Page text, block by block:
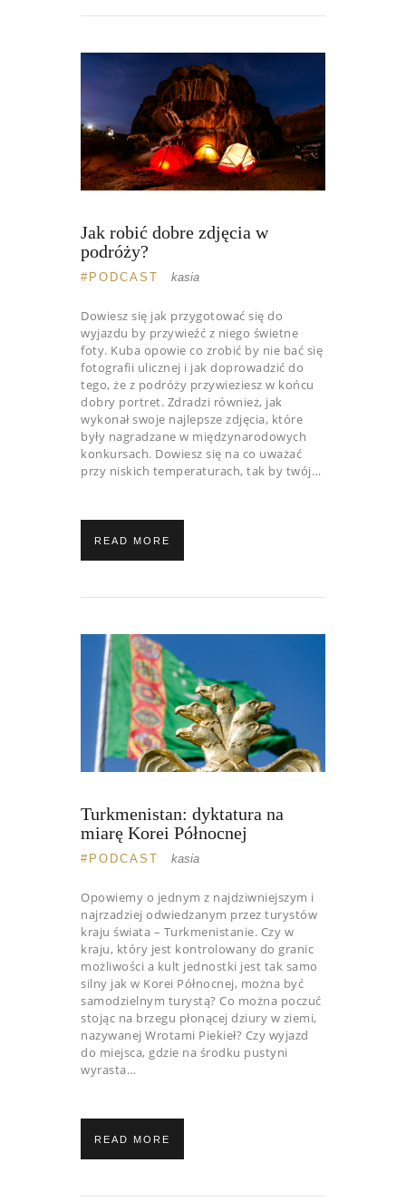
Jak robić dobre zdjęcia w
podróży?
PODCAST kasia
Dowiesz się jak przygotować się do
wyjazdu by przywieźć z niego świetne
foty. Kuba opowie co zrobić by nie bać się
fotografii ulicznej i jak doprowadzić do
tego, że z podróży przywieziesz w końcu
dobry portret. Zdradzi również, jak
wykonał swoje najlepsze zdjęcia, które
były nagradzane w międzynarodowych
konkursach. Dowiesz się na co uważać
przy niskich temperaturach, tak by twój…
READ MORE
Turkmenistan: dyktatura na
miarę Korei Północnej
PODCAST kasia
Opowiemy o jednym z najdziwniejszym i
najrzadziej odwiedzanym przez turystów
kraju świata – Turkmenistanie. Czy w
kraju, który jest kontrolowany do granic
możliwości a kult jednostki jest tak samo
silny jak w Korei Północnej, można być
samodzielnym turystą? Co można poczuć
stojąc na brzegu płonącej dziury w ziemi,
nazywanej Wrotami Piekieł? Czy wyjazd
do miejsca, gdzie na środku pustyni
wyrasta…
READ MORE